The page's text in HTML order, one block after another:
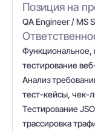
Позиция на
QA Engineer / MS
Функциональное,
тестирование
Анализ
тест-кейсы, чек-
Тестирование
трассировка